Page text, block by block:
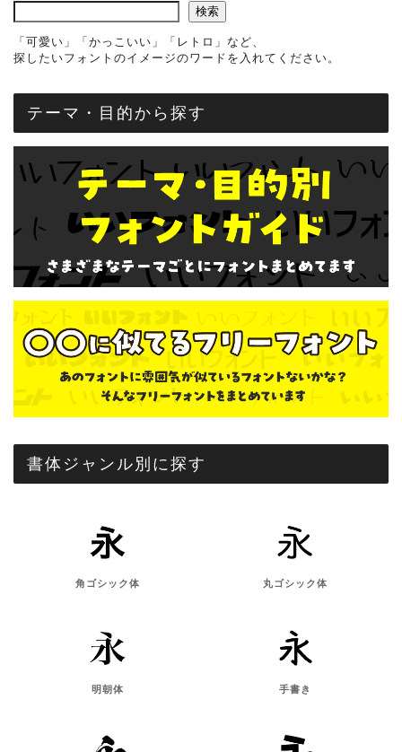
検索
「可愛い」「かっこいい」「レトロ」など、
探したいフォントのイメージのワードを入れてください。
テーマ・目的から探す
書体ジャンル別に探す
角ゴシック体 丸ゴシック体
明朝体 手書き